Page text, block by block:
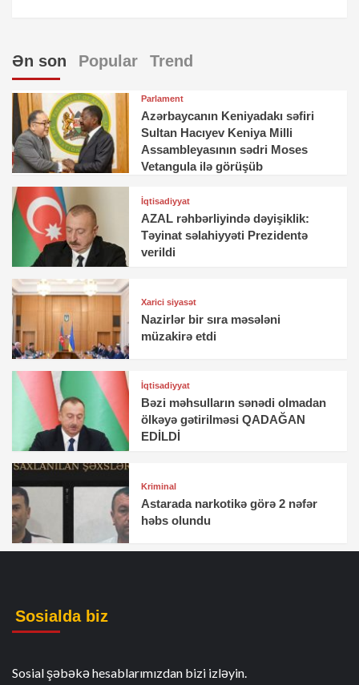
Ən son Popular Trend
Parlament
Azərbaycanın Keniyadakı səfiri
Sultan Hacıyev Keniya Milli
Assambleyasının sədri Moses
Vetangula ilə görüşüb
İqtisadiyyat
AZAL rəhbərliyində dəyişiklik:
Təyinat səlahiyyəti Prezidentə
verildi
Xarici siyasət
Nazirlər bir sıra məsələni
müzakirə etdi
İqtisadiyyat
Bəzi məhsulların sənədi olmadan
ölkəyə gətirilməsi QADAĞAN
EDİLDİ
Kriminal
Astarada narkotikə görə 2 nəfər
həbs olundu
Sosialda biz
Sosial şəbəkə hesablarımızdan bizi izləyin.